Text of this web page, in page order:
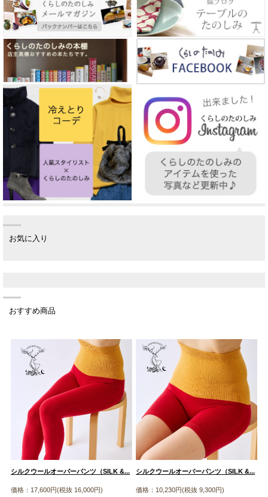
お気に入り
おすすめ商品
シルクウールオーバーパンツ（SILK &...
価格：17,600円(税抜 16,000円)
シルクウールオーバーパンツ（SILK &...
価格：10,230円(税抜 9,300円)